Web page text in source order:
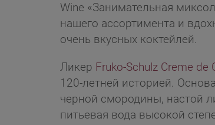
Wine «Занимательная
нашего ассортимента и
очень вкусных коктейлей.
Ликер Fruko-Schulz Creme de
120-летней историей.
черной смородины, настой
питьевая вода высокой